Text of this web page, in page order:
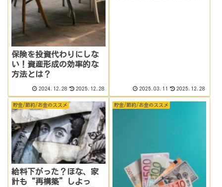
保険を投資代わりにしな
い！資産形成の効率的な
方法とは？
2024.12.28 2025.12.28 2025.03.11 2025.12.28
貯金/節約/お金のススメ
給料下がった？ほな、家
計も“再構築”しよっ
貯金/節約/お金のススメ